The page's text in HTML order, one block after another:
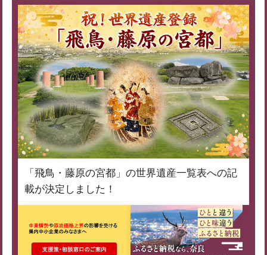
「飛鳥・藤原の宮都」の世界遺産一覧表への記
載が決定しました！